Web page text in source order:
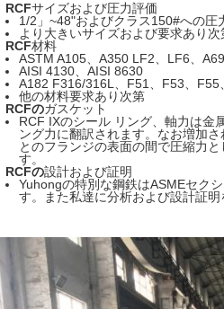
RCFサイズおよび圧力評価
1/2」~48"およびクラス150#への圧
より大きいサイズおよび要求あり次
RCF材料
ASTM A105、A350 LF2、LF6、
AISI 4130、AISI 8630
A182 F316/316L、F51、F53、F55
他の材料要求あり次第
RCFのガスケット
RCF IXのシール リング、軸力は金
ング力に翻訳されます。なお増加
とのフランジの表面の間で圧縮力
す。
RCFの設計および証明
Yuhongの特別な鋼鉄はASMEセク
す。また私達に分析および設計証